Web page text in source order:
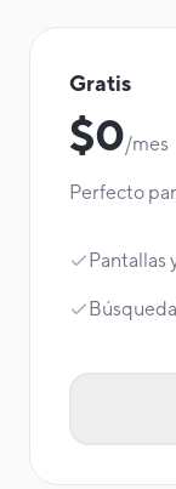
Gratis
$0/mes
Perfecto
Pantallas